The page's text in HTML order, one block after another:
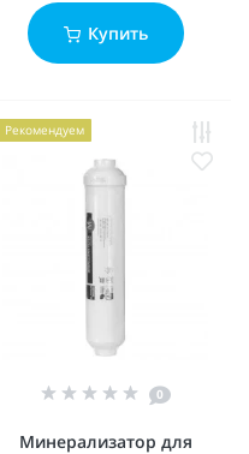
Купить
Рекомендуем
0
Минерализатор для